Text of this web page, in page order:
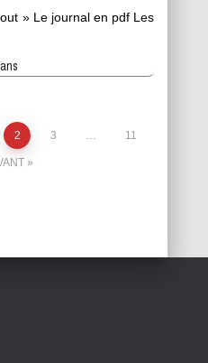
» Le journal en pdf Les
2 3 … 11